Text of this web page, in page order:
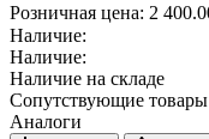
Розничная цена: 2
Наличие:
Наличие:
Наличие на складе
Сопутствующие товары
Аналоги